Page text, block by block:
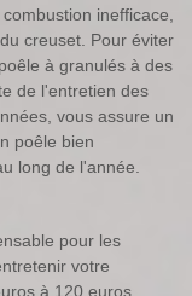
inefficace,
creuset. Pour éviter
à granulés à des
de l'entretien des
vous assure un
poêle bien
long de l'année.
pour les
votre
à 120 euros,